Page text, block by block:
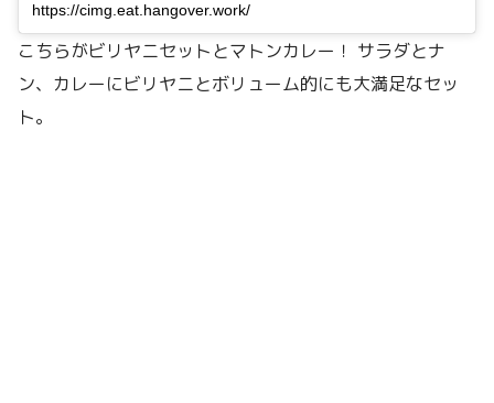
https://cimg.eat.hangover.work/
こちらがビリヤニセットとマトンカレー！ サラダとナ
ン、カレーにビリヤニとボリューム的にも大満足なセッ
ト。